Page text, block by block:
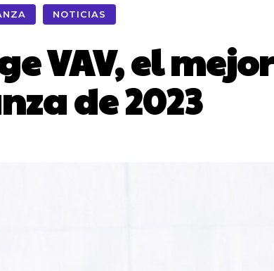
NOTICIAS
VAV, el mejor
de 2023